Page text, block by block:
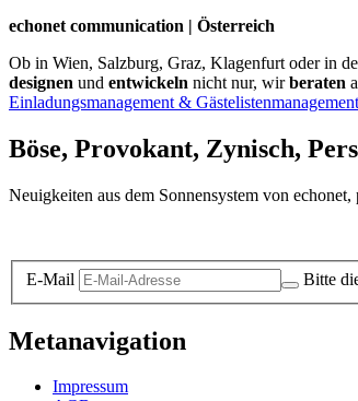
echonet communication | Österreich
Ob in Wien, Salzburg, Graz, Klagenfurt oder in
designen und entwickeln nicht nur, wirberaten
Einladungsmanagement & Gästelistenmanagement
Böse, Provokant, Zynisch,
Neuigkeiten aus dem Sonnensystem von
E-Mail Bitte
Metanavigation
Impressum